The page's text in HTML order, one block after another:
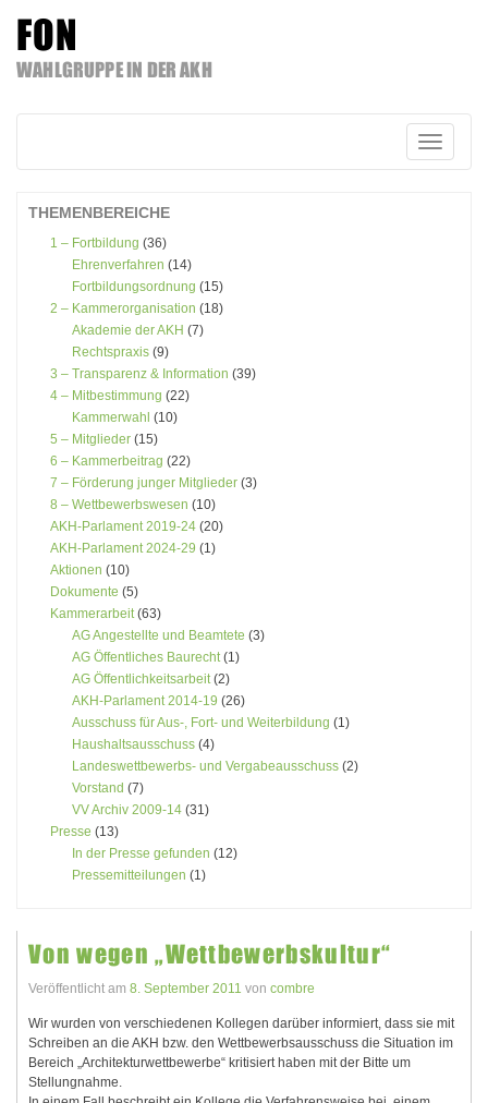
FON
WAHLGRUPPE IN DER AKH
Inhalt
Schalte
THEMENBEREICHE
1 – Fortbildung (36)
Ehrenverfahren (14)
Fortbildungsordnung (15)
2 – Kammerorganisation (18)
Akademie der AKH (7)
Rechtspraxis (9)
3 – Transparenz & Information (39)
4 – Mitbestimmung (22)
Kammerwahl (10)
5 – Mitglieder (15)
6 – Kammerbeitrag (22)
7 – Förderung junger Mitglieder (3)
8 – Wettbewerbswesen (10)
AKH-Parlament 2019-24 (20)
AKH-Parlament 2024-29 (1)
Aktionen (10)
Dokumente (5)
Kammerarbeit(63)
AG Angestellte und Beamtete (3)
AG Öffentliches Baurecht(1)
AG Öffentlichkeitsarbeit(2)
AKH-Parlament 2014-19 (26)
Ausschuss für Aus-, Fort- und Weiterbildung (1)
Haushaltsausschuss (4)
Landeswettbewerbs- und Vergabeausschuss (2)
Vorstand (7)
VV Archiv 2009-14 (31)
Presse (13)
In der Presse gefunden (12)
Pressemitteilungen (1)
Von wegen „Wettbewerbskultur“
Veröffentlicht am 8. September 2011 von combre
Wir wurden von verschiedenen Kollegen darüber informiert, dass sie mit
Schreiben an die AKH bzw. den Wettbewerbsausschuss die Situation im
Bereich „Architekturwettbewerbe“ kritisiert haben mit der Bitte um
Stellungnahme.